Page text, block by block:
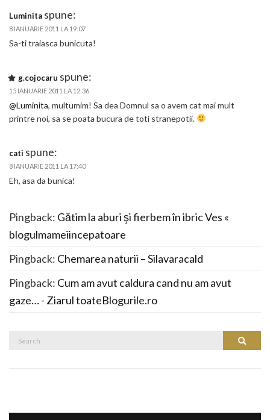
Luminita spune:
8 IANUARIE 2011 LA 19:07
Sa-ti traiasca bunicuta!
g.cojocaru spune:
15 IANUARIE 2011 LA 12:36
@Luminita, multumim! Sa dea Domnul sa o avem cat mai mult
printre noi, sa se poata bucura de toti stranepotii.
cati spune:
8 IANUARIE 2011 LA 17:40
Eh, asa da bunica!
Pingback: Gătim la aburi şi fierbem în ibric Ves «
blogulmameiincepatoare
Pingback: Chemarea naturii – Silavaracald
Pingback: Cum am avut caldura cand nu am avut
gaze… - Ziarul toateBlogurile.ro
Search